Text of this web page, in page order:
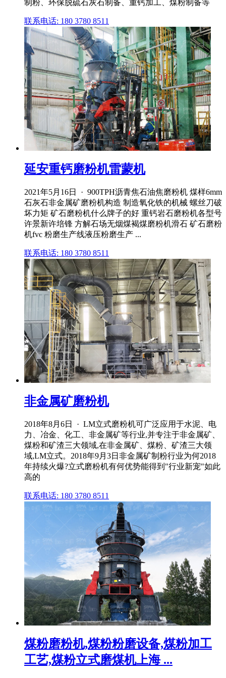
制粉、环保脱硫石灰石制备、重钙加工、煤粉制备等
联系电话: 180 3780 8511
延安重钙磨粉机雷蒙机
2021年5月16日 · 900TPH沥青焦石油焦磨粉机 煤样6mm
石灰石非金属矿磨粉机构造 制造氧化铁的机械 螺丝刀破
坏力矩 矿石磨粉机什么牌子的好 重钙岩石磨粉机各型号
许景新许培锋 方解石场无烟煤褐煤磨粉机滑石 矿石磨粉
机fvc 粉磨生产线液压粉磨生产 ...
联系电话: 180 3780 8511
非金属矿磨粉机
2018年8月6日 · LM立式磨粉机可广泛应用于水泥、电
力、冶金、化工、非金属矿等行业,并专注于非金属矿、
煤粉和矿渣三大领域,在非金属矿、煤粉、矿渣三大领
域,LM立式。2018年9月3日非金属矿制粉行业为何2018
年持续火爆?立式磨粉机有何优势能得到"行业新宠"如此
高的
联系电话: 180 3780 8511
煤粉磨粉机,煤粉粉磨设备,煤粉加工
工艺,煤粉立式磨煤机上海 ...